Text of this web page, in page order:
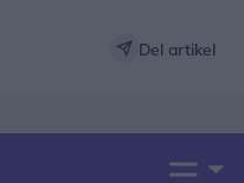
Del artikel